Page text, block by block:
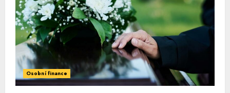
Osobní finance